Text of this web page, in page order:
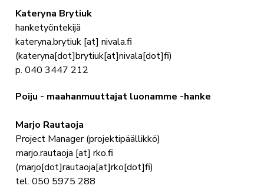
Kateryna Brytiuk
hanketyöntekijä
kateryna.brytiuk[at] nivala.fi
(kateryna[dot]brytiuk[at]nivala[dot]fi)
p. 040 3447 212
Poiju - maahanmuuttajat luonamme -hanke
Marjo Rautaoja
Project Manager (projektipäällikkö)
marjo.rautaoja [at] rko.fi
(marjo[dot]rautaoja[at]rko[dot]fi)
tel. 050 5975 288